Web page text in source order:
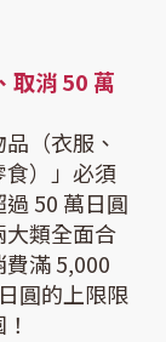
取消 50 萬
（衣服、
）」必須
50 萬日圓
類全面合
滿 5,000
圓的上限限